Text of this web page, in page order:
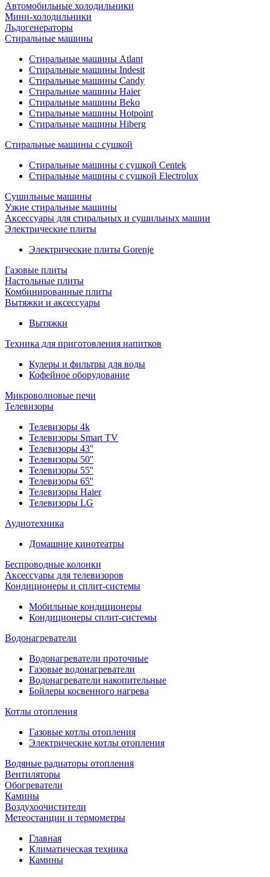
Автомобильные холодильники
Мини-холодильники
Льдогенераторы
Стиральные машины
Стиральные машины Atlant
Стиральные машины Indesit
Стиральные машины Candy
Стиральные машины Haier
Стиральные машины Beko
Стиральные машины Hotpoint
Стиральные машины Hiberg
Стиральные машины с сушкой
Стиральные машины с сушкой Centek
Стиральные машины с сушкой Electrolux
Сушильные машины
Узкие стиральные машины
Аксессуары для стиральных и сушильных машин
Электрические плиты
Электрические плиты Gorenje
Газовые плиты
Настольные плиты
Комбинированные плиты
Вытяжки и аксессуары
Вытяжки
Техника для приготовления напитков
Кулеры и фильтры для воды
Кофейное оборудование
Микроволновые печи
Телевизоры
Телевизоры 4k
Телевизоры Smart TV
Телевизоры 43''
Телевизоры 50''
Телевизоры 55''
Телевизоры 65''
Телевизоры Haier
Телевизоры LG
Аудиотехника
Домашние кинотеатры
Беспроводные колонки
Аксессуары для телевизоров
Кондиционеры и сплит-системы
Мобильные кондиционеры
Кондиционеры сплит-системы
Водонагреватели
Водонагреватели проточные
Газовые водонагреватели
Водонагреватели накопительные
Бойлеры косвенного нагрева
Котлы отопления
Газовые котлы отопления
Электрические котлы отопления
Водяные радиаторы отопления
Вентиляторы
Обогреватели
Камины
Воздухоочистители
Метеостанции и термометры
Главная
Климатическая техника
Камины